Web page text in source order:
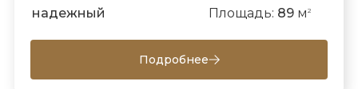
надежный
Площадь: 89м 2
Подробнее